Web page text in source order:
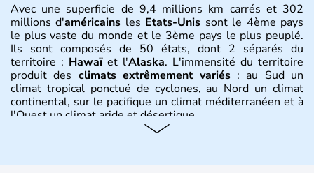
Avec une superficie de 9,4 millions km carrés et 302
millions d'américains les Etats-Unis sont le 4ème pays
le plus vaste du monde et le 3ème pays le plus peuplé.
Ils sont composés de 50 états, dont 2 séparés du
territoire : Hawaïet l'Alaska. L'immensité du territoire
produit des climats extrêmement variés: au Sud un
climat tropical ponctué de cyclones, au Nord un climat
continental, sur le pacifique un climat méditerranéen et à
l'Ouest un climat aride et désertique.